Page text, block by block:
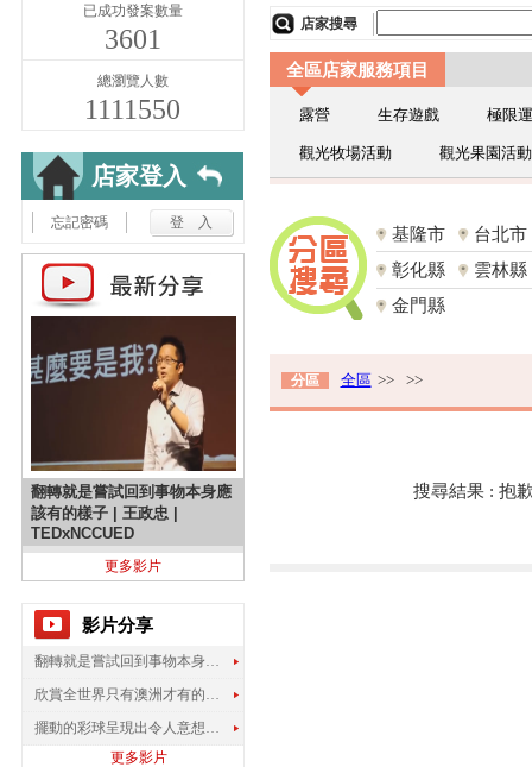
已成功發案數量
3601
總瀏覽人數
1111550
店家登入
忘記密碼
翻轉就是嘗試回到事物本身應
該有的樣子 | 王政忠 |
TEDxNCCUED
更多影片
影片分享
翻轉就是嘗試回到事物本身應該有的樣子 | 王政忠 | TEDxNCCUED
欣賞全世界只有澳洲才有的孔雀蜘蛛
擺動的彩球呈現出令人意想不到的視覺效果
更多影片
店家搜尋
全區店家服務項目
露營 生存遊戲 極限
觀光牧場活動 觀光果園活動
基隆市
台北市
彰化縣
雲林縣
金門縣
分區 全區 >> >>
搜尋結果 : 抱